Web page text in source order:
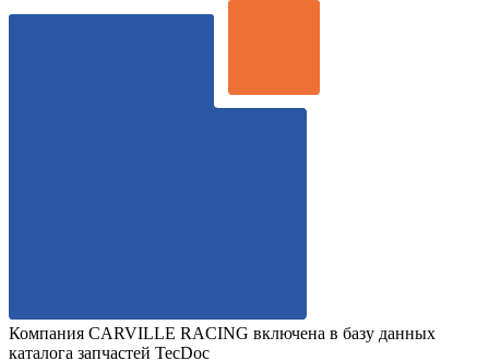
Компания CARVILLE RACING включена в базу данных
каталога запчастей TecDoc